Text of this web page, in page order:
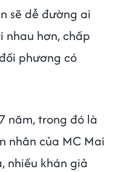
sẽ dễ đường ai
nhau hơn, chấp
phương có
năm, trong đó là
nhân của MC Mai
nhiều khán giả